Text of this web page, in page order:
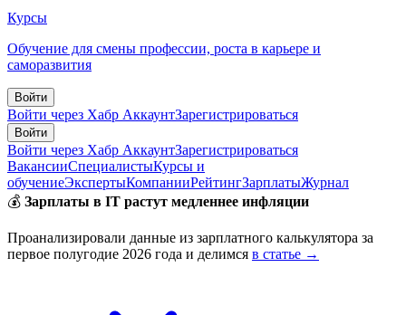
Курсы
Обучение для смены профессии, роста в карьере и
саморазвития
Войти
Войти через Хабр АккаунтЗарегистрироваться
Войти
Войти через Хабр АккаунтЗарегистрироваться
ВакансииСпециалистыКурсы и
обучениеЭкспертыКомпанииРейтингЗарплатыЖурнал
💰 Зарплаты в IT растут медленнее инфляции
Проанализировали данные из зарплатного калькулятора за
первое полугодие 2026 года и делимся в статье →